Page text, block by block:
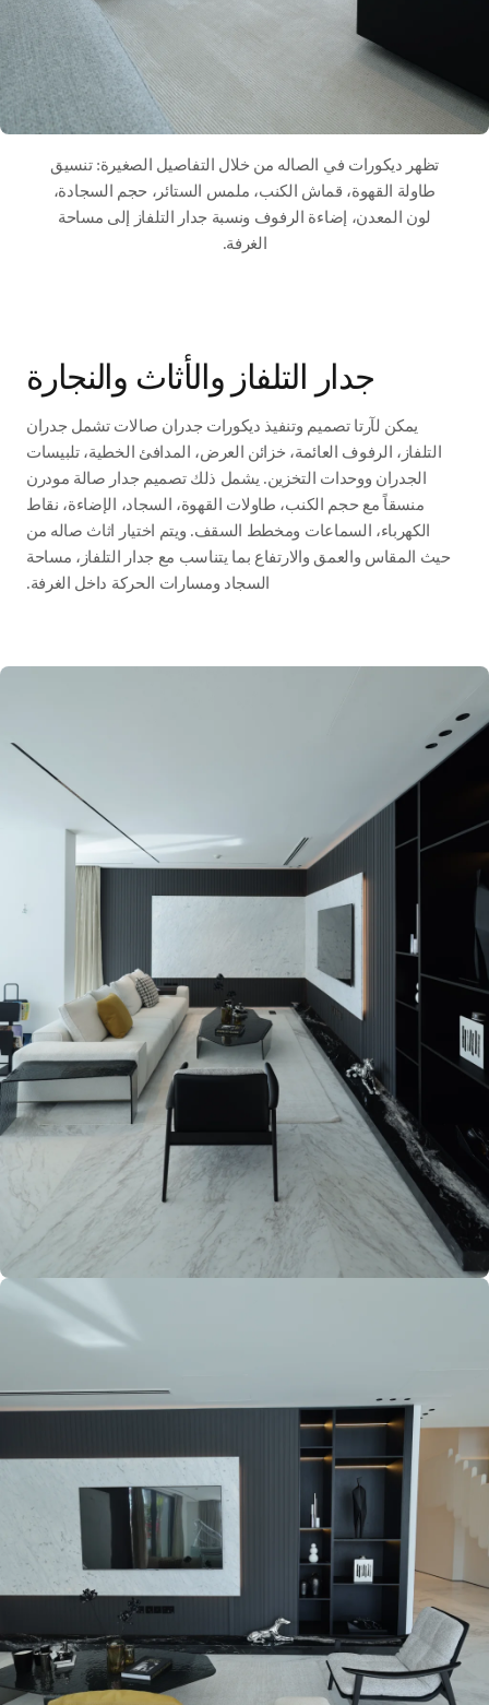
تظهر ديكورات في الصاله من خلال التفاصيل الصغيرة: تنسيق
طاولة القهوة، قماش الكنب، ملمس الستائر، حجم السجادة،
لون المعدن، إضاءة الرفوف ونسبة جدار التلفاز إلى مساحة
الغرفة.
جدار التلفاز والأثاث والنجارة
يمكن لآرتا تصميم وتنفيذ ديكورات جدران صالات تشمل جدران
التلفاز، الرفوف العائمة، خزائن العرض، المدافئ الخطية، تلبيسات
الجدران ووحدات التخزين. يشمل ذلك تصميم جدار صالة مودرن
منسقاً مع حجم الكنب، طاولات القهوة، السجاد، الإضاءة، نقاط
الكهرباء، السماعات ومخطط السقف. ويتم اختيار اثاث صاله من
حيث المقاس والعمق والارتفاع بما يتناسب مع جدار التلفاز، مساحة
السجاد ومسارات الحركة داخل الغرفة.